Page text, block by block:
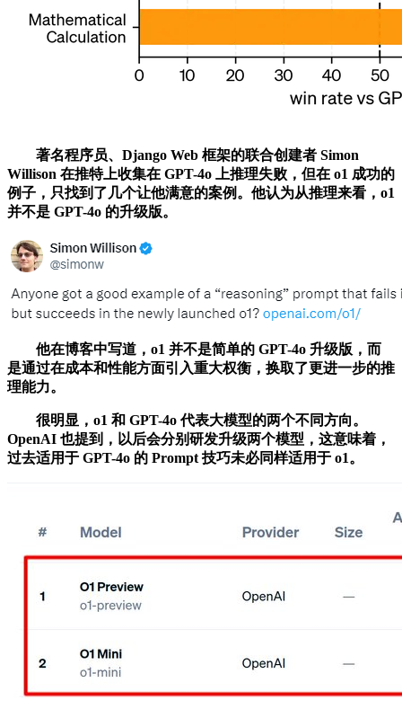
著名程序员、Django Web 框架的联合创建者 Simon
Willison 在推特上收集在 GPT-4o 上推理失败，但在 o1 成功的
例子，只找到了几个让他满意的案例。他认为从推理来看，o1
并不是 GPT-4o 的升级版。
他在博客中写道，o1 并不是简单的 GPT-4o 升级版，而
是通过在成本和性能方面引入重大权衡，换取了更进一步的推
理能力。
很明显，o1 和 GPT-4o 代表大模型的两个不同方向。
OpenAI 也提到，以后会分别研发升级两个模型，这意味着，
过去适用于 GPT-4o 的 Prompt 技巧未必同样适用于 o1。